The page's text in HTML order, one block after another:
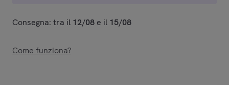
Consegna: tra il 12/08 e il 15/08
Come funziona?